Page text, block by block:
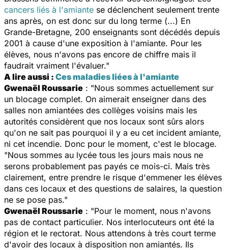
cancers liés à l'amiante se déclenchent seulement trente
ans après, on est donc sur du long terme (...) En
Grande-Bretagne, 200 enseignants sont décédés depuis
2001 à cause d'une exposition à l'amiante. Pour les
élèves, nous n'avons pas encore de chiffre mais il
faudrait vraiment l'évaluer."
A lire aussi : Ces maladies liées à l'amiante
Gwenaël Roussarie : "Nous sommes actuellement sur
un blocage complet. On aimerait enseigner dans des
salles non amiantées des collèges voisins mais les
autorités considèrent que nos locaux sont sûrs alors
qu'on ne sait pas pourquoi il y a eu cet incident amiante,
ni cet incendie. Donc pour le moment, c'est le blocage.
"Nous sommes au lycée tous les jours mais nous ne
serons probablement pas payés ce mois-ci. Mais très
clairement, entre prendre le risque d'emmener les élèves
dans ces locaux et des questions de salaires, la question
ne se pose pas."
Gwenaël Roussarie : "Pour le moment, nous n'avons
pas de contact particulier. Nos interlocuteurs ont été la
région et le rectorat. Nous attendons à très court terme
d'avoir des locaux à disposition non amiantés. Ils